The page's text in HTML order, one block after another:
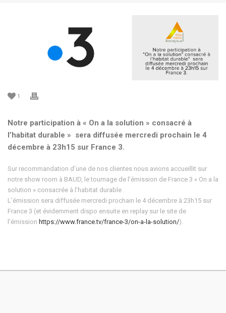
1
Notre participation à « On a la solution » consacré à
l’habitat durable » sera diffusée mercredi prochain le 4
décembre à 23h15 sur France 3.
Sur recommandation d’une de nos clientes nous avions accueillit sur
notre show room à BAUD, le tournage de l’émission de France 3 « On a la
solution » consacrée à l’habitat durable .
L’émission sera diffusée mercredi prochain le 4 décembre à 23h15 sur
France 3 (et évidemment dispo ensuite en replay sur le site de
l’émission https://www.france.tv/france-3/on-a-la-solution/).